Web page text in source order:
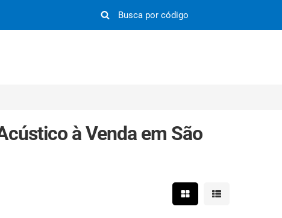
à Venda em São
Mostrar resultados em
Mostrar